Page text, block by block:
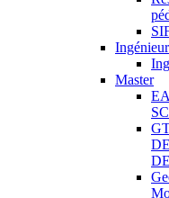
Ingénieur
Master